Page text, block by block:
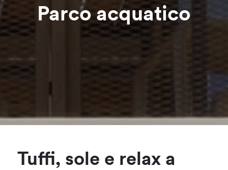
Parco acquatico
Tuffi, sole e relax a